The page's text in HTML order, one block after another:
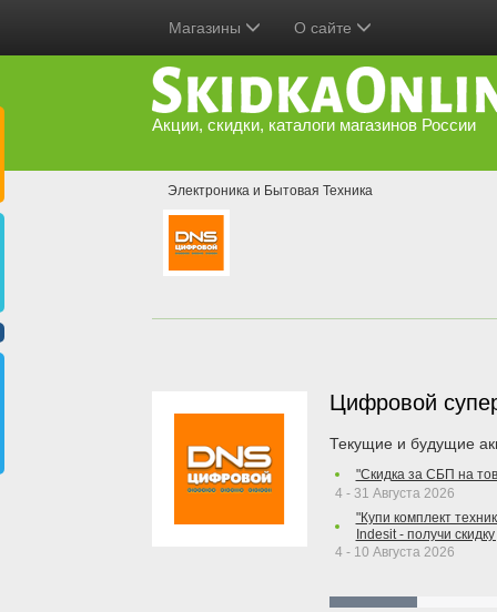
Магазины О сайте
Акции, скидки, каталоги магазинов России
Электроника и Бытовая Техника
Цифровой
Текущие и будущие
"Скидка за СБП на
4 - 31 Августа 2026
"Купи комплект
Indesit - получи
4 - 10 Августа 2026